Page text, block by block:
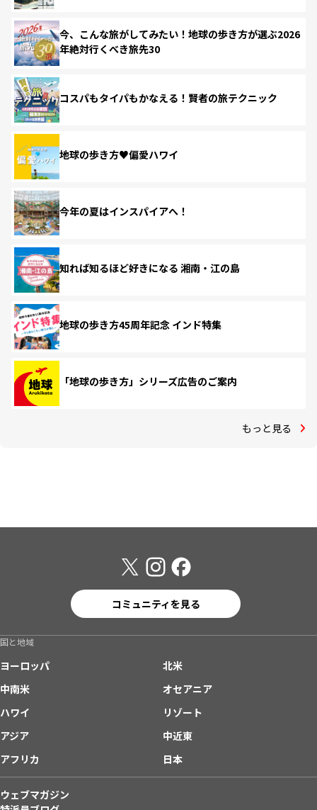
今、こんな旅がしてみたい！地球の歩き方が選ぶ2026
年絶対行くべき旅先30
コスパもタイパもかなえる！賢者の旅テクニック
地球の歩き方♥偏愛ハワイ
今年の夏はインスパイアへ！
知れば知るほど好きになる 湘南・江の島
地球の歩き方45周年記念 インド特集
「地球の歩き方」シリーズ広告のご案内
もっと見る
コミュニティを見る
国と地域
ヨーロッパ
北米
中南米
オセアニア
ハワイ
リゾート
アジア
中近東
アフリカ
日本
ウェブマガジン